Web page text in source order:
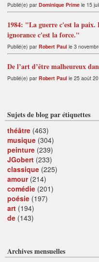
Publié(e) par Dominique Prime le 15
1984: "La guerre c'est la paix.
ignorance c'est la force."
Publié(e) par Robert Paul le 3
De l’art d’être malheureux
Publié(e) par Robert Paul le 25 août
Sujets de blog par étiquettes
théâtre (463)
musique (304)
peinture (239)
JGobert (233)
classique (225)
amour(214)
comédie (201)
poésie (197)
art (194)
de (143)
Archives mensuelles